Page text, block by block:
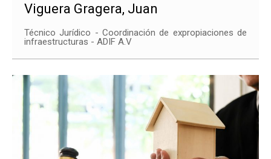
Viguera Gragera, Juan
Técnico Jurídico - Coordinación de expropiaciones de
infraestructuras - ADIF A.V